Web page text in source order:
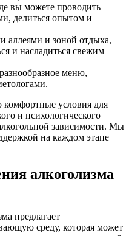
вы можете проводить
делиться опытом и
аллеями и зоной отдыха,
и насладиться свежим
меню,
комфортные условия для
и психологического
зависимости. Мы
на каждом этапе
алкоголизма
предлагает
среду, которая может